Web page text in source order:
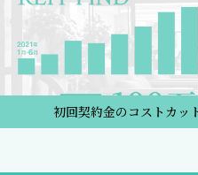
初回契約金のコストカッ